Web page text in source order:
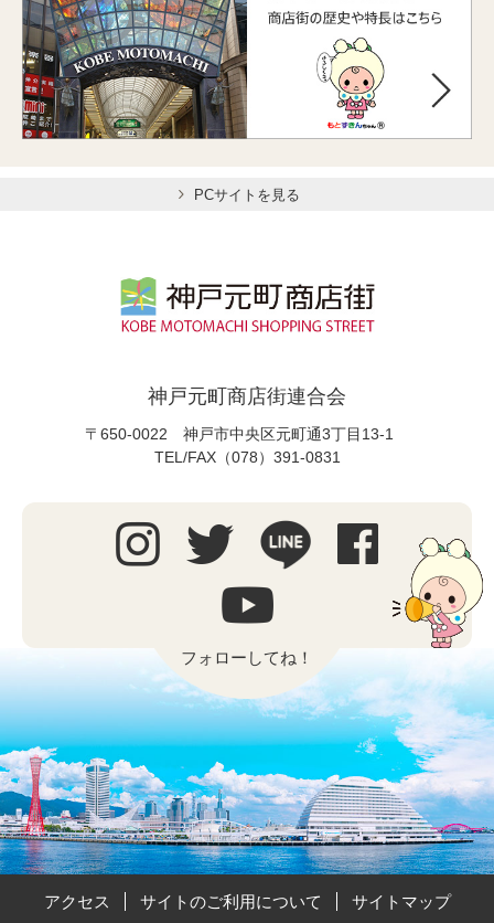
PCサイトを見る
神戸元町商店街連合会
〒650-0022 神戸市中央区元町通3丁目13-1
TEL/FAX（078）391-0831
フォローしてね！
アクセス サイトのご利用について サイトマップ